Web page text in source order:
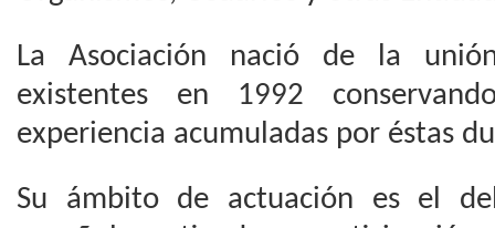
La Asociación nació de la
existentes en 1992
experiencia acumuladas por éstas
Su ámbito de actuación es el